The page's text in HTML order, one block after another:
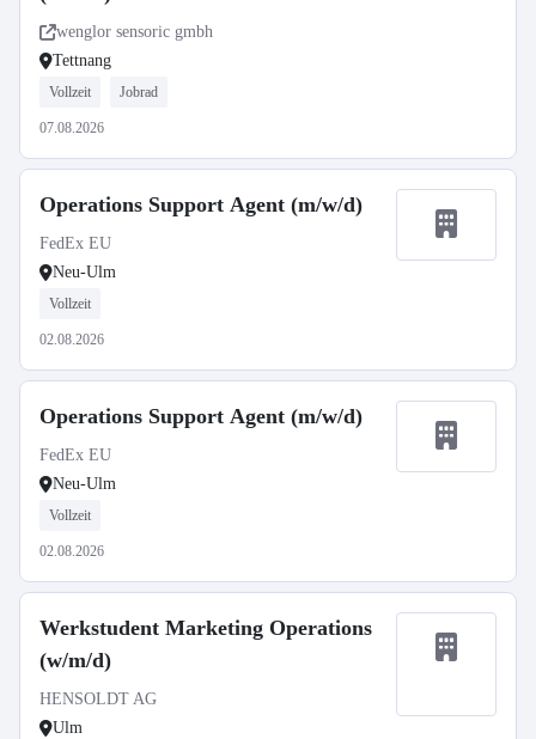
wenglor sensoric gmbh
Tettnang
Vollzeit Jobrad
07.08.2026
Operations Support Agent (m/w/d)
FedEx EU
Neu-Ulm
Vollzeit
02.08.2026
Operations Support Agent (m/w/d)
FedEx EU
Neu-Ulm
Vollzeit
02.08.2026
Werkstudent Marketing Operations
(w/m/d)
HENSOLDT AG
Ulm